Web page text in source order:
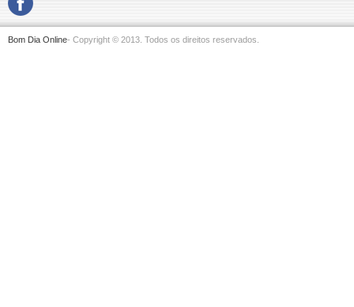
Bom Dia Online- Copyright © 2013. Todos os direitos reservados.